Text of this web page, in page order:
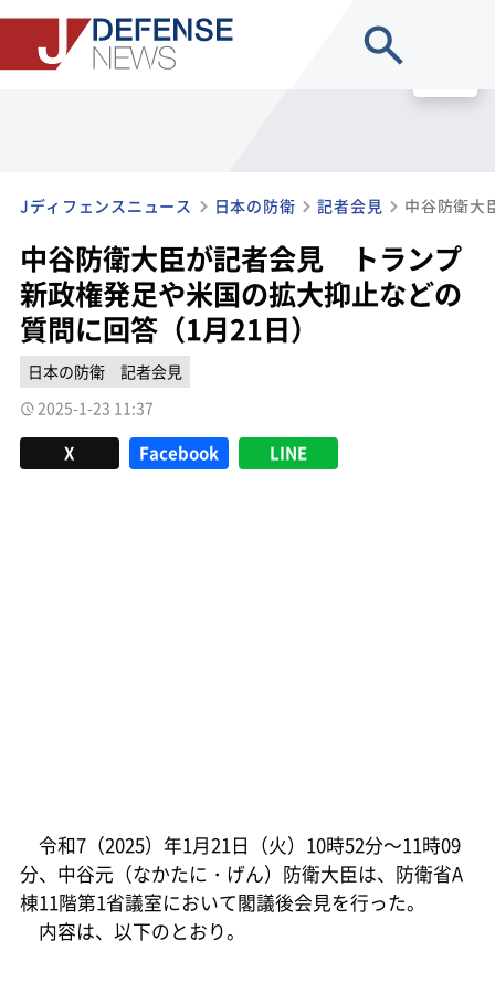
Jディフェンスニュース 日本の防衛 記者会見
中谷防衛大臣が記者会見 トランプ
新政権発足や米国の拡大抑止などの
質問に回答（1月21日）
日本の防衛
記者会見
2025-1-23 11:37
X Facebook LINE
令和7（2025）年1月21日（火）10時52分～11時09
分、中谷元（なかたに・げん）防衛大臣は、防衛省A
棟11階第1省議室において閣議後会見を行った。
内容は、以下のとおり。